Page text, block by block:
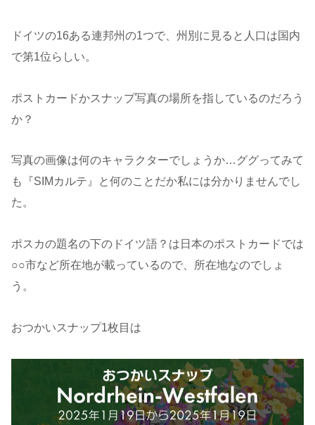
ドイツの16ある連邦州の1つで、州別に見ると人口は国内
で第1位らしい。
ポストカードかスナップ写真の場所を指しているのだろう
か？
写真の画像は何のキャラクターでしょうか…ググってみて
も『SIMカルテ』と何のことだか私には分かりませんでし
た。
ポスカの題名の下のドイツ語？は日本のポストカードでは
○○市など所在地が載っているので、所在地なのでしょ
う。
おつかいスナップ1枚目は